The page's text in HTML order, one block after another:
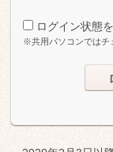
ログイン状態
※共用パソコンではチ